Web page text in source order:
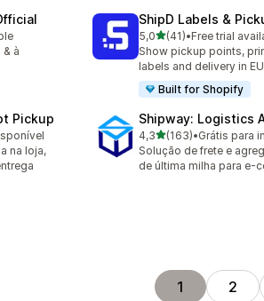
à
ShipD Labels &
5,0de 5 estrelas
(41)
41 avaliações ao todo
•Free trial
Show pickup points,
labels and delivery in EU
Built for Shopify
Pickup
na loja,
Shipway: Logistics
4,3de 5 estrelas
(163)
163 avaliações ao todo
•Grátis para
Solução de frete e
de última milha para e-
1 2